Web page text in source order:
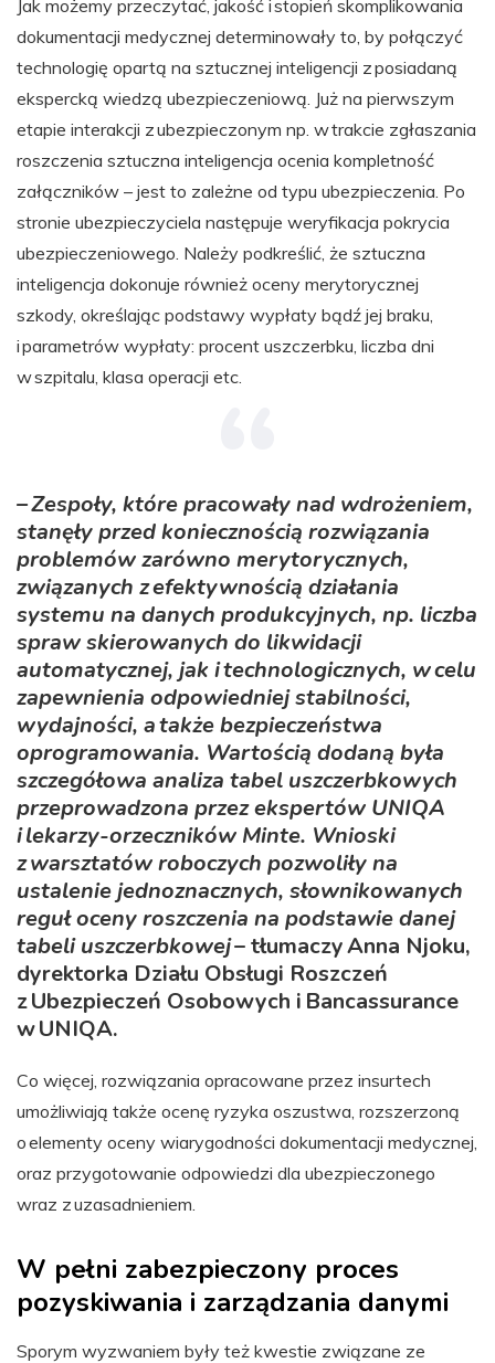
Jak możemy przeczytać, jakość i stopień skomplikowania
dokumentacji medycznej determinowały to, by połączyć
technologię opartą na sztucznej inteligencji z posiadaną
ekspercką wiedzą ubezpieczeniową. Już na pierwszym
etapie interakcji z ubezpieczonym np. w trakcie zgłaszania
roszczenia sztuczna inteligencja ocenia kompletność
załączników – jest to zależne od typu ubezpieczenia. Po
stronie ubezpieczyciela następuje weryfikacja pokrycia
ubezpieczeniowego. Należy podkreślić, że sztuczna
inteligencja dokonuje również oceny merytorycznej
szkody, określając podstawy wypłaty bądź jej braku,
i parametrów wypłaty: procent uszczerbku, liczba dni
w szpitalu, klasa operacji etc.
– Zespoły, które pracowały nad wdrożeniem,
stanęły przed koniecznością rozwiązania
problemów zarówno merytorycznych,
związanych z efektywnością działania
systemu na danych produkcyjnych, np. liczba
spraw skierowanych do likwidacji
automatycznej, jak i technologicznych, w celu
zapewnienia odpowiedniej stabilności,
wydajności, a także bezpieczeństwa
oprogramowania. Wartością dodaną była
szczegółowa analiza tabel uszczerbkowych
przeprowadzona przez ekspertów UNIQA
i lekarzy-orzeczników Minte. Wnioski
z warsztatów roboczych pozwoliły na
ustalenie jednoznacznych, słownikowanych
reguł oceny roszczenia na podstawie danej
tabeli uszczerbkowej– tłumaczy Anna Njoku,
dyrektorka Działu Obsługi Roszczeń
z Ubezpieczeń Osobowych i Bancassurance
w UNIQA.
Co więcej, rozwiązania opracowane przez insurtech
umożliwiają także ocenę ryzyka oszustwa, rozszerzoną
o elementy oceny wiarygodności dokumentacji medycznej,
oraz przygotowanie odpowiedzi dla ubezpieczonego
wraz z uzasadnieniem.
W pełni zabezpieczony proces
pozyskiwania i zarządzania danymi
Sporym wyzwaniem były też kwestie związane ze